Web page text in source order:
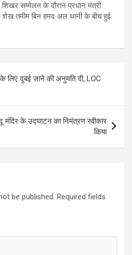
सम्मेलन के दौरान प्रधान मंत्री
तमीम बिन हमद अल थानी के बीच हुई
लिए दुबई जाने की अनुमति दी, LOC
मंदिर के उद्घाटन का निमंत्रण स्वीकार
किया
be published. Required fields